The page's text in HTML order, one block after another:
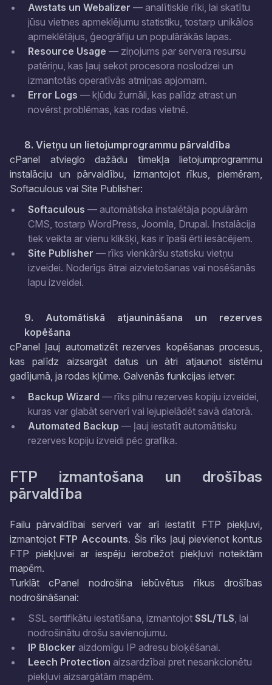
Awstats un Webalizer — analītiskie rīki, lai skatītu
jūsu vietnes apmeklējumu statistiku, tostarp unikālos
apmeklētājus, ģeogrāfiju un populārākās lapas.
Resource Usage — ziņojums par servera resursu
patēriņu, kas ļauj sekot procesora noslodzei un
izmantotās operatīvās atmiņas apjomam.
Error Logs — kļūdu žurnāli, kas palīdz atrast un
novērst problēmas, kas rodas vietnē.
8. Vietņu un lietojumprogrammu pārvaldība
cPanel atvieglo dažādu tīmekļa lietojumprogrammu
instalāciju un pārvaldību, izmantojot rīkus, piemēram,
Softaculous vai Site Publisher:
Softaculous — automātiska instalētāja populārām
CMS, tostarp WordPress, Joomla, Drupal. Instalācija
tiek veikta ar vienu klikšķi, kas ir īpaši ērti iesācējiem.
Site Publisher — rīks vienkāršu statisku vietņu
izveidei. Noderīgs ātrai aizvietošanas vai nosēšanās
lapu izveidei.
9. Automātiskā atjaunināšana un rezerves
kopēšana
cPanel ļauj automatizēt rezerves kopēšanas procesus,
kas palīdz aizsargāt datus un ātri atjaunot sistēmu
gadījumā, ja rodas kļūme. Galvenās funkcijas ietver:
Backup Wizard — rīks pilnu rezerves kopiju izveidei,
kuras var glabāt serverī vai lejupielādēt savā datorā.
Automated Backup — ļauj iestatīt automātisku
rezerves kopiju izveidi pēc grafika.
FTP izmantošana un drošības
pārvaldība
Failu pārvaldībai serverī var arī iestatīt FTP piekļuvi,
izmantojot FTP Accounts. Šis rīks ļauj pievienot kontus
FTP piekļuvei ar iespēju ierobežot piekļuvi noteiktām
mapēm.
Turklāt cPanel nodrošina iebūvētus rīkus drošības
nodrošināšanai:
SSL sertifikātu iestatīšana, izmantojot SSL/TLS, lai
nodrošinātu drošu savienojumu.
IP Blocker aizdomīgu IP adresu bloķēšanai.
Leech Protection aizsardzībai pret nesankcionētu
piekļuvi aizsargātām mapēm.